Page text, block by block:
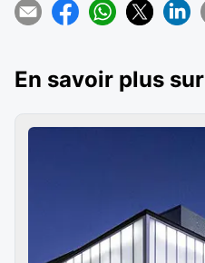
En savoir plus sur